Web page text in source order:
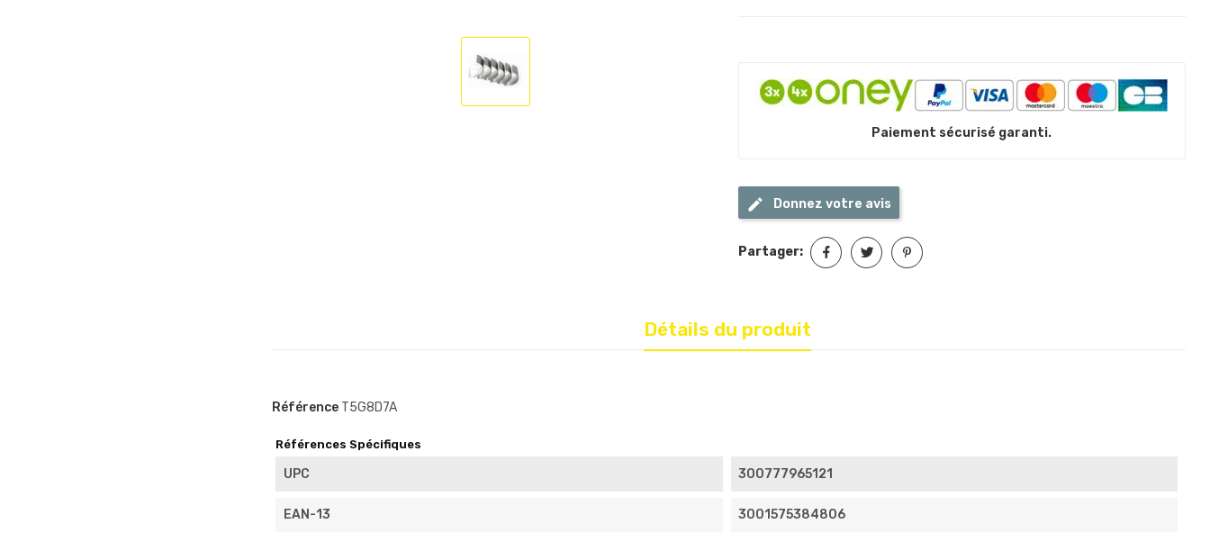
Paiement sécurisé garanti.
Donnez votre avis
Partager:
Détails du produit
Référence T5G8D7A
Références Spécifiques
UPC 300777965121
EAN-13 3001575384806